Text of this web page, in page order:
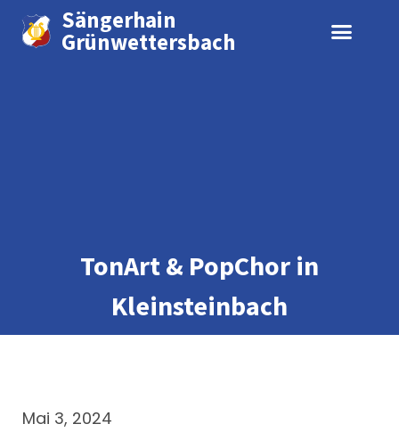
Sängerhain
Grünwettersbach
TonArt & PopChor in
Kleinsteinbach
Mai 3, 2024